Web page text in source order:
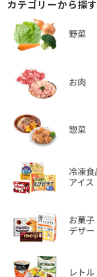
カテゴリーから探す